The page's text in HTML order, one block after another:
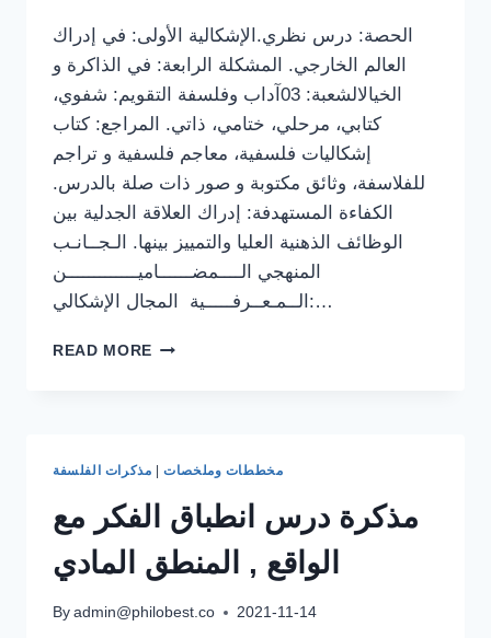
الحصة: درس نظري.الإشكالية الأولى: في إدراك
العالم الخارجي. المشكلة الرابعة: في الذاكرة و
الخيالالشعبة: 03آداب وفلسفة التقويم: شفوي،
كتابي، مرحلي، ختامي، ذاتي. المراجع: كتاب
إشكاليات فلسفية، معاجم فلسفية و تراجم
للفلاسفة، وثائق مكتوبة و صور ذات صلة بالدرس.
الكفاءة المستهدفة: إدراك العلاقة الجدلية بين
الوظائف الذهنية العليا والتمييز بينها. الـجــانـب
المنهجي الــــمضــــــاميـــــــــــــن
الــمـعــرفـــــية المجال الإشكالي:…
READ MORE مذكرة
مخططات وملخصات| مذكرات الفلسفة
مذكرة درس انطباق الفكر مع
الواقع , المنطق المادي
By admin@philobest.co 2021-11-14